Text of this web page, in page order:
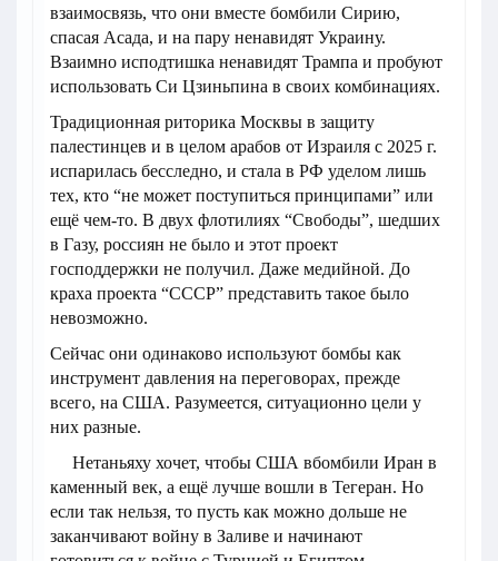
взаимосвязь, что они вместе бомбили Сирию,
спасая Асада, и на пару ненавидят Украину.
Взаимно исподтишка ненавидят Трампа и пробуют
использовать Си Цзиньпина в своих комбинациях.
Традиционная риторика Москвы в защиту
палестинцев и в целом арабов от Израиля с 2025 г.
испарилась бесследно, и стала в РФ уделом лишь
тех, кто “не может поступиться принципами” или
ещё чем-то. В двух флотилиях “Свободы”, шедших
в Газу, россиян не было и этот проект
господдержки не получил. Даже медийной. До
краха проекта “СССР” представить такое было
невозможно.
Сейчас они одинаково используют бомбы как
инструмент давления на переговорах, прежде
всего, на США. Разумеется, ситуационно цели у
них разные.
Нетаньяху хочет, чтобы США вбомбили Иран в
каменный век, а ещё лучше вошли в Тегеран. Но
если так нельзя, то пусть как можно дольше не
заканчивают войну в Заливе и начинают